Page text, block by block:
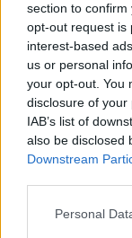
section to
opt-out request is
interest-based
us or personal
your opt-out. You
disclosure of
IAB’s list of
also be disclosed
Downstream
Please note that
Personal